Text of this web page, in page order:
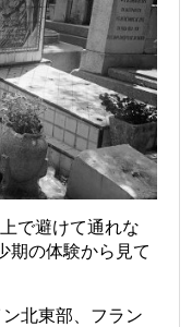
で避けて通れな
期の体験から見て
北東部、フラン